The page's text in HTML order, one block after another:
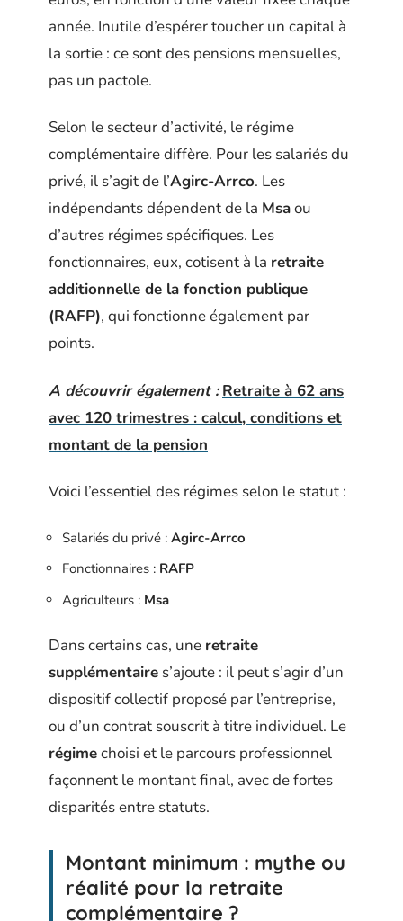
année. Inutile d’espérer toucher un capital à
la sortie : ce sont des pensions mensuelles,
pas un pactole.
Selon le secteur d’activité, le régime
complémentaire diffère. Pour les salariés du
privé, il s’agit de l’Agirc-Arrco. Les
indépendants dépendent de la Msaou
d’autres régimes spécifiques. Les
fonctionnaires, eux, cotisent à la retraite
additionnelle de la fonction publique
(RAFP), qui fonctionne également par
points.
A découvrir également : Retraite à 62 ans
avec 120 trimestres : calcul, conditions et
montant de la pension
Voici l’essentiel des régimes selon le statut :
Salariés du privé : Agirc-Arrco
Fonctionnaires : RAFP
Agriculteurs : Msa
Dans certains cas, une retraite
supplémentaire s’ajoute : il peut s’agir d’un
dispositif collectif proposé par l’entreprise,
ou d’un contrat souscrit à titre individuel. Le
régimechoisi et le parcours professionnel
façonnent le montant final, avec de fortes
disparités entre statuts.
Montant minimum : mythe ou
réalité pour la retraite
complémentaire ?